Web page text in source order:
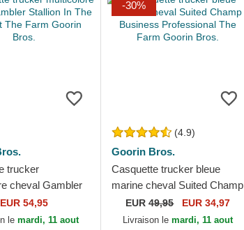
trucker
cheval Gambler
The Element The
Bros.
EUR 54,95
lemardi, 11 aout
-30%
(4.9)
Goorin Bros.
Casquette trucker bleue
marine cheval Suited Champ
Business Professional The
Farm Goorin Bros.
EUR49,95 EUR 34,97
Livraison lemardi, 11 aout